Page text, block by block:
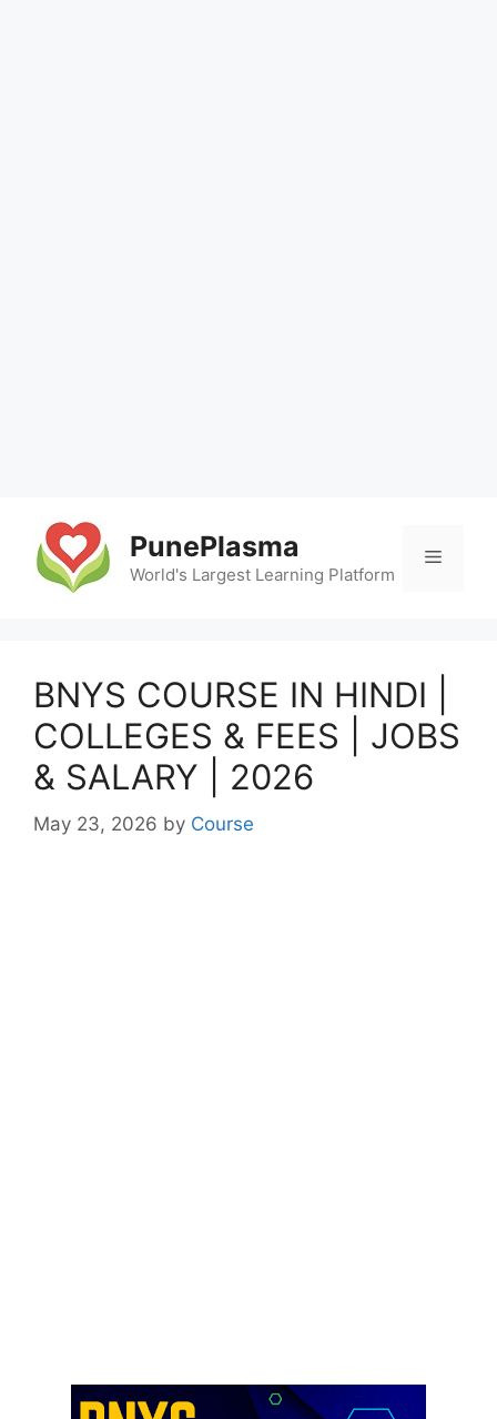
content
PunePlasma
World's Largest Learning Platform
Menu
BNYS COURSE IN HINDI |
COLLEGES & FEES | JOBS
& SALARY | 2026
May 23, 2026 by Course